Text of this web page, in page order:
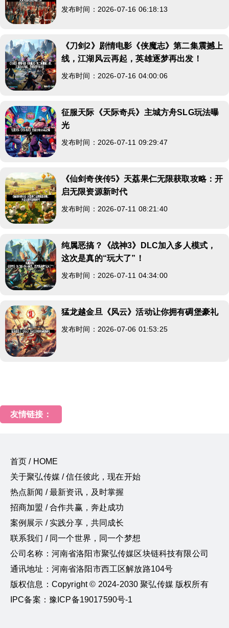
发布时间：2026-07-16 06:18:13
《刀剑2》剧情电影《侠魔志》第二集震撼上
线，江湖风云再起，英雄逐梦再出发！
发布时间：2026-07-16 04:00:06
征服天际《天际奇兵》主城方舟SLG玩法曝
光
发布时间：2026-07-11 09:29:47
《仙剑奇侠传5》天荔果仁无限获取攻略：开
启无限资源新时代
发布时间：2026-07-11 08:21:40
纯属恶搞？《战神3》DLC加入多人模式，
这次是真的“玩大了”！
发布时间：2026-07-11 04:34:00
猛龙越金旦《风云》活动让你拥有碉堡豪礼
发布时间：2026-07-06 01:53:25
友情链接：
首页 / HOME
关于聚弘传媒 / 信任彼此，现在开始
热点新闻 / 最新资讯，及时掌握
招商加盟 / 合作共赢，奔赴成功
案例展示 / 实践分享，共同成长
联系我们 / 同一个世界，同一个梦想
公司名称：河南省洛阳市聚弘传媒区块链科技有限公司
通讯地址：河南省洛阳市西工区解放路104号
版权信息：Copyright © 2024-2030 聚弘传媒 版权所有
IPC备案：豫ICP备19017590号-1